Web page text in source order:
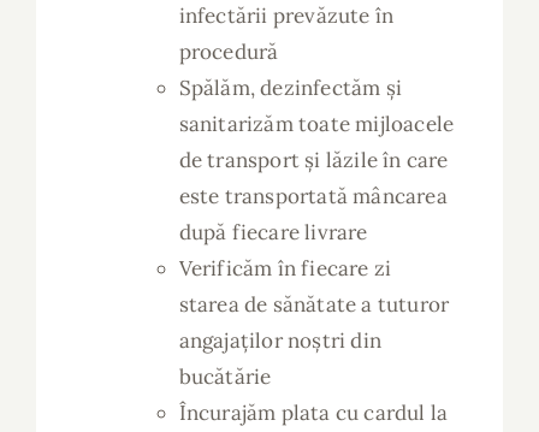
infectării prevăzute în
procedură
Spălăm, dezinfectăm și
sanitarizăm toate mijloacele
de transport și lăzile în care
este transportată mâncarea
după fiecare livrare
Verificăm în fiecare zi
starea de sănătate a tuturor
angajaților noștri din
bucătărie
Încurajăm plata cu cardul la